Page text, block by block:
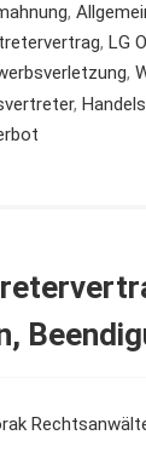
,
, LG
,
,